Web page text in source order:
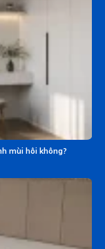
mùi hôi không?